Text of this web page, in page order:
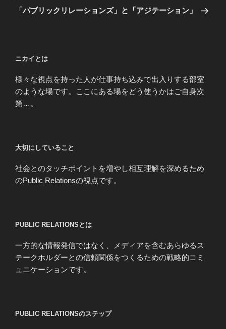
ゲ
ン
の
「パブリックリレーションズ」と「アジテーション」
ニカイとは
様々な視点を持った人が仕事持ち込みで出入りする部室
のような場です。ここにある場をどう使うかはご自身次
第…。
大切にしていること
社会とのタッチポイントを増やし相互理解を深めるため
のPublic Relationsの視点です。
PUBLIC RELATIONSとは
一方的な情報発信ではなく、メディアを含むあらゆるス
テークホルダーとの信頼関係をつくるための戦略的コミ
ュニケーションです。
PUBLIC RELATIONSのステップ